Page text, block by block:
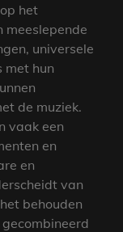
het
meeslepende
universele
met hun
de muziek.
vaak een
en
en
van
behouden